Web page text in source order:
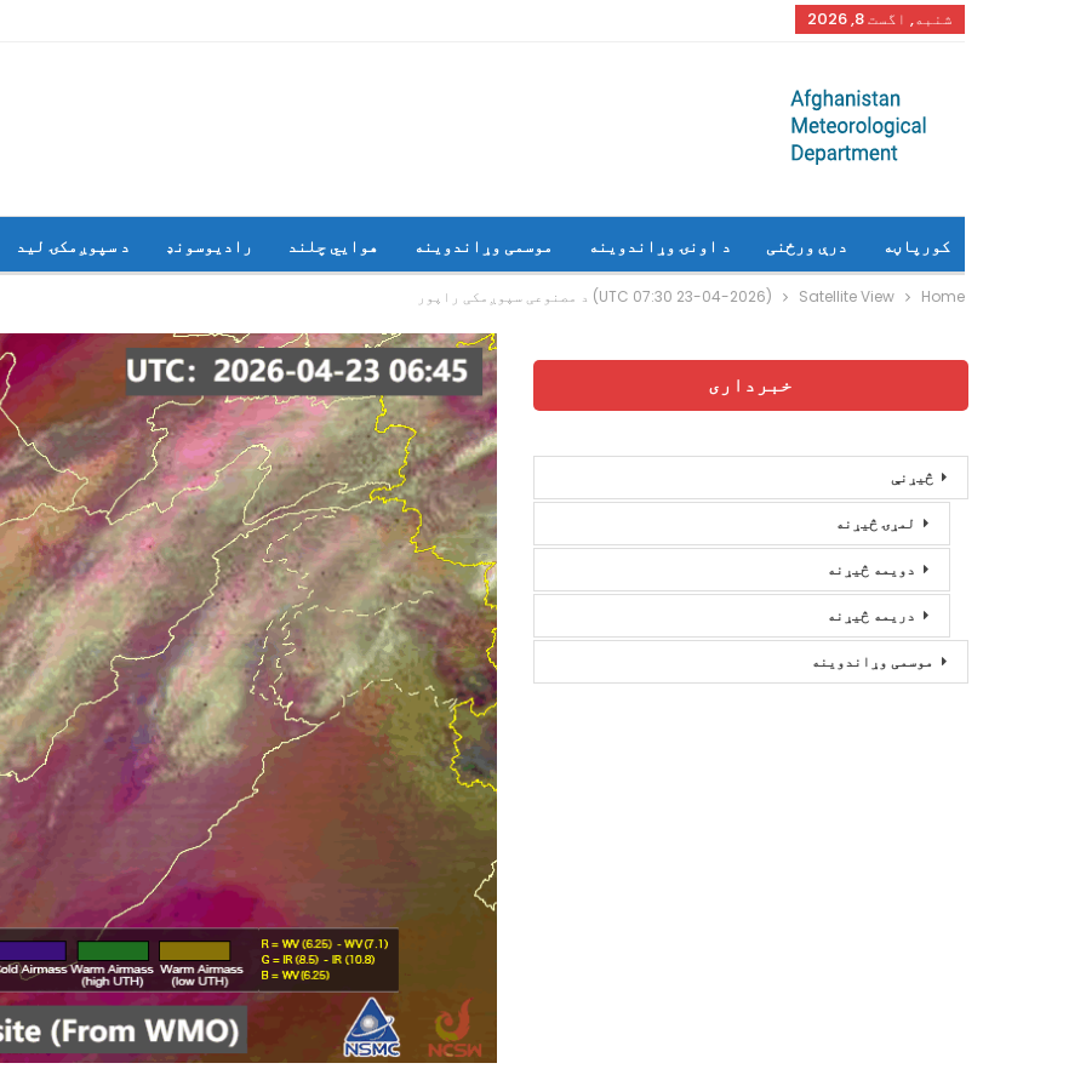
شنبه, اگست 8, 2026
کورپاڼه درې ورځنی د اونۍ وړاندوینه موسمی وړاندوینه هوايي چلند رادیوسونډ د سپوږمکۍ لید
Home
Satellite View (23-04-2026 07:30 UTC) د مصنوعی سپوږمکی راپور
خبرداری
څیړنې
لمړۍ څیړنه
دویمه څیړنه
دریمه څیړنه
موسمی وړاندوینه